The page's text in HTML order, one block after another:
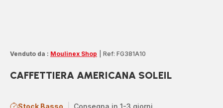
Venduto da : Moulinex Shop Ref: FG381A10
CAFFETTIERA AMERICANA SOLEIL
Stock Basso Consegna in 1-3 giorni